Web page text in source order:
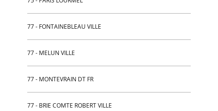
77 - FONTAINEBLEAU VILLE
77 - MELUN VILLE
77 - MONTEVRAIN DT FR
77 - BRIE COMTE ROBERT VILLE